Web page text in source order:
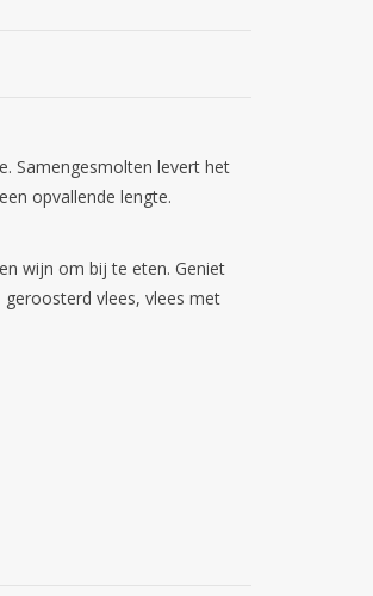
Samengesmolten levert het
opvallende lengte.
wijn om bij te eten. Geniet
vlees, vlees met